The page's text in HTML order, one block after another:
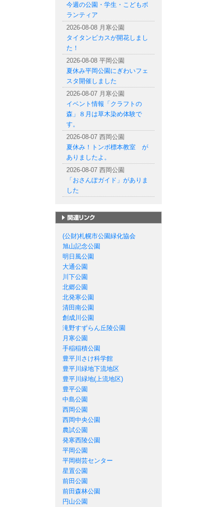
今週の公園・学生・こどもボ
ランティア
2026-08-08 月寒公園
タイタンビカスが開花しまし
た！
2026-08-08 平岡公園
夏休み平岡公園にぎわいフェ
スタ開催しました
2026-08-07 月寒公園
イベント情報「クラフトの
森」８月は草木染め体験で
す。
2026-08-07 西岡公園
夏休み！トンボ標本教室 が
ありましたよ。
2026-08-07 西岡公園
「おさんぽガイド」がありま
した
(公財)札幌市公園緑化協会
旭山記念公園
明日風公園
大通公園
川下公園
北郷公園
北発寒公園
清田南公園
創成川公園
滝野すずらん丘陵公園
月寒公園
手稲稲積公園
豊平川さけ科学館
豊平川緑地下流地区
豊平川緑地(上流地区)
豊平公園
中島公園
西岡公園
西岡中央公園
農試公園
発寒西陵公園
平岡公園
平岡樹芸センター
星置公園
前田公園
前田森林公園
円山公園